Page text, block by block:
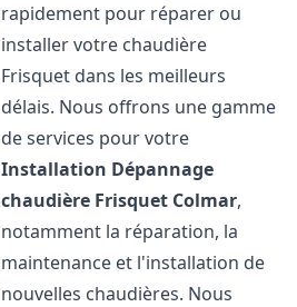
rapidement pour réparer ou
installer votre chaudière
Frisquet dans les meilleurs
délais. Nous offrons une gamme
de services pour votre
Installation Dépannage
chaudière Frisquet Colmar,
notamment la réparation, la
maintenance et l'installation de
nouvelles chaudières. Nous